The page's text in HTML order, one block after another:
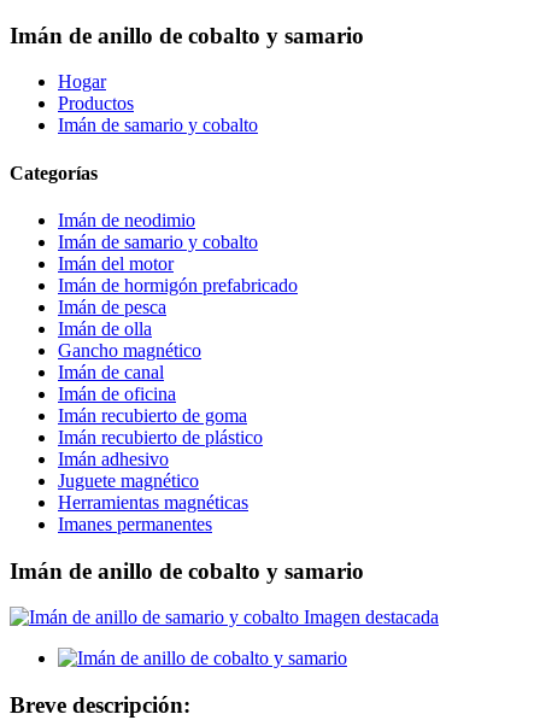
Imán de anillo de cobalto y samario
Hogar
Productos
Imán de samario y cobalto
Categorías
Imán de neodimio
Imán de samario y cobalto
Imán del motor
Imán de hormigón prefabricado
Imán de pesca
Imán de olla
Gancho magnético
Imán de canal
Imán de oficina
Imán recubierto de goma
Imán recubierto de plástico
Imán adhesivo
Juguete magnético
Herramientas magnéticas
Imanes permanentes
Imán de anillo de cobalto y samario
Breve descripción: